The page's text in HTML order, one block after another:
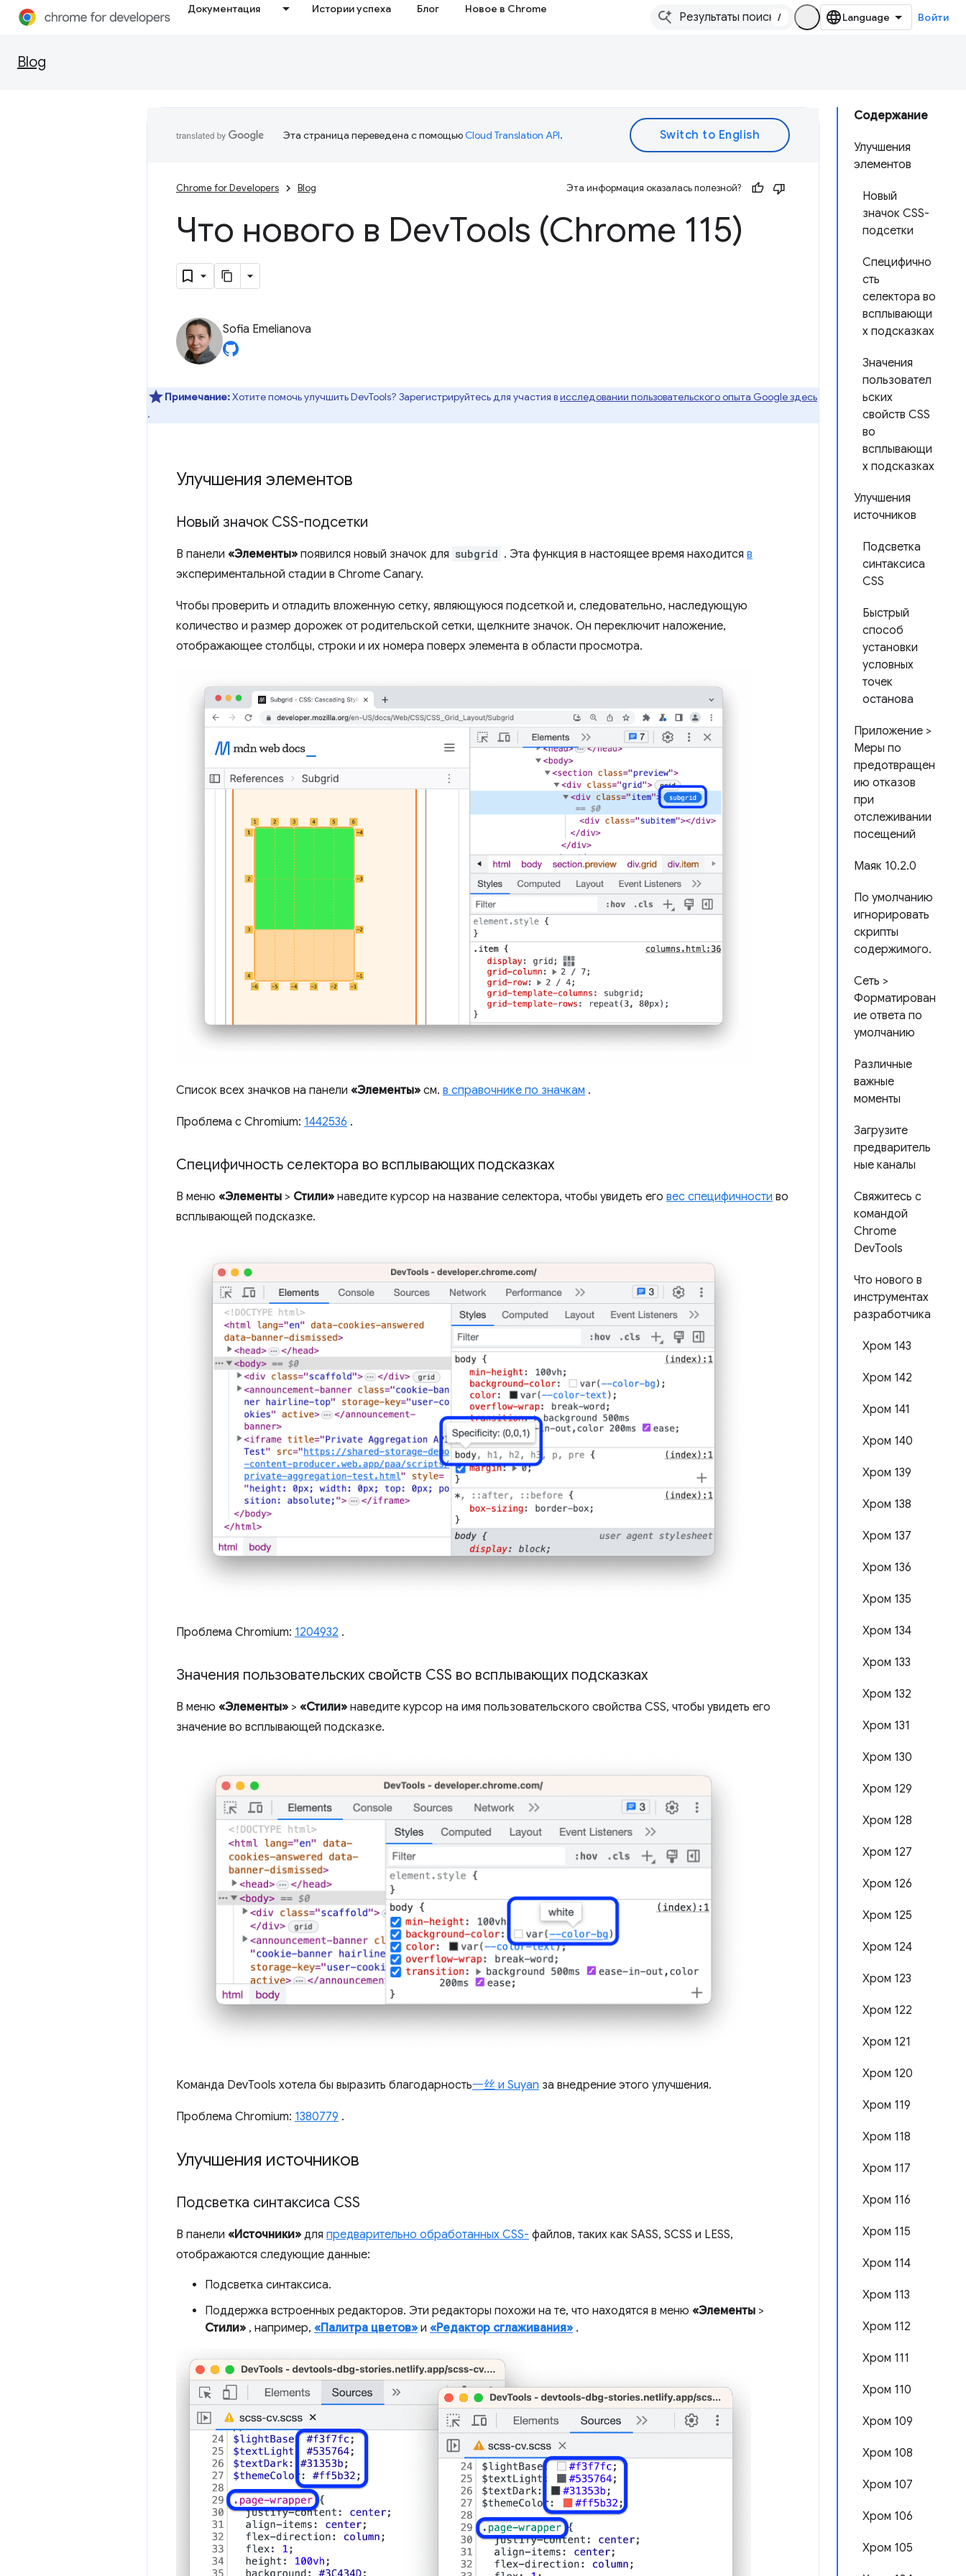
Документация Истории успеха Блог Новое в Chrome
/ Войти
Blog
Содержание
Улучшения
элементов
Новый
значок CSS-
подсетки
Специфично
сть
селектора во
всплывающи
х подсказках
Значения
пользовател
ьских
свойств CSS
во
всплывающи
х подсказках
Улучшения
источников
Подсветка
синтаксиса
CSS
Быстрый
способ
установки
условных
точек
останова
Приложение >
Меры по
предотвращен
ию отказов
при
отслеживании
посещений
Маяк 10.2.0
По умолчанию
игнорировать
скрипты
содержимого.
Сеть >
Форматирован
ие ответа по
умолчанию
Различные
важные
моменты
Загрузите
предваритель
ные каналы
Свяжитесь с
командой
Chrome
DevTools
Что нового в
инструментах
разработчика
Хром 143
Хром 142
Хром 141
Хром 140
Хром 139
Хром 138
Хром 137
Хром 136
Хром 135
Хром 134
Хром 133
Хром 132
Хром 131
Хром 130
Хром 129
Хром 128
Хром 127
Хром 126
Хром 125
Хром 124
Хром 123
Хром 122
Хром 121
Хром 120
Хром 119
Хром 118
Хром 117
Хром 116
Хром 115
Хром 114
Хром 113
Хром 112
Хром 111
Хром 110
Хром 109
Хром 108
Хром 107
Хром 106
Хром 105
Эта страница переведена с помощьюCloud Translation API.
Chrome for Developers Blog Эта информация оказалась полезной?
Что нового в DevTools (Chrome 115)
Sofia Emelianova
Примечание:Хотите помочь улучшить DevTools? Зарегистрируйтесь для участия висследовании пользовательского опыта Google здесь
.
Улучшения элементов
Новый значок CSS-подсетки
В панели «Элементы» появился новый значок для subgrid . Эта функция в настоящее время находится в
экспериментальной стадии в Chrome Canary.
Чтобы проверить и отладить вложенную сетку, являющуюся подсеткой и, следовательно, наследующую
количество и размер дорожек от родительской сетки, щелкните значок. Он переключит наложение,
отображающее столбцы, строки и их номера поверх элемента в области просмотра.
Список всех значков на панели «Элементы» см. в справочнике по значкам .
Проблема с Chromium: 1442536 .
Специфичность селектора во всплывающих подсказках
В меню «Элементы > Стили» наведите курсор на название селектора, чтобы увидеть его вес специфичности во
всплывающей подсказке.
Проблема Chromium: 1204932 .
Значения пользовательских свойств CSS во всплывающих подсказках
В меню «Элементы» > «Стили» наведите курсор на имя пользовательского свойства CSS, чтобы увидеть его
значение во всплывающей подсказке.
Команда DevTools хотела бы выразить благодарность一丝 и Suyan за внедрение этого улучшения.
Проблема Chromium: 1380779 .
Улучшения источников
Подсветка синтаксиса CSS
В панели «Источники» для предварительно обработанных CSS- файлов, таких как SASS, SCSS и LESS,
отображаются следующие данные:
Подсветка синтаксиса.
Поддержка встроенных редакторов. Эти редакторы похожи на те, что находятся в меню «Элементы >
Стили» , например, «Палитра цветов» и «Редактор сглаживания» .